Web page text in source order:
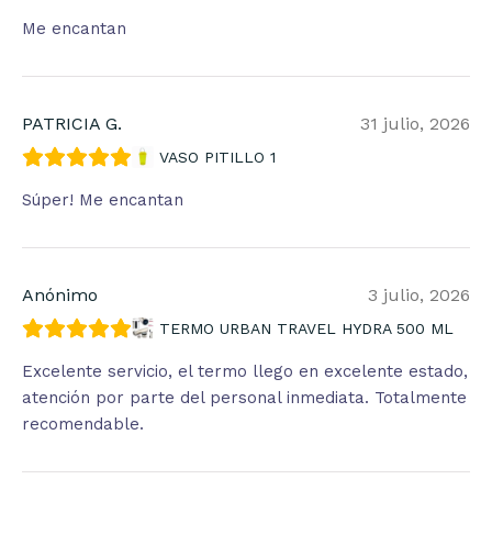
Me encantan
PATRICIA G. 31 julio, 2026
VASO PITILLO 1
Súper! Me encantan
Anónimo 3 julio, 2026
TERMO URBAN TRAVEL HYDRA 500 ML
Excelente servicio, el termo llego en excelente estado,
atención por parte del personal inmediata. Totalmente
recomendable.